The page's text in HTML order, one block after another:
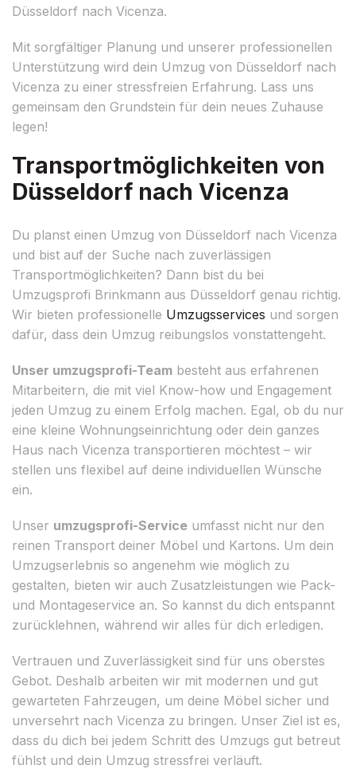
Düsseldorf nach Vicenza.
Mit sorgfältiger Planung und unserer professionellen
Unterstützung wird dein Umzug von Düsseldorf nach
Vicenza zu einer stressfreien Erfahrung. Lass uns
gemeinsam den Grundstein für dein neues Zuhause
legen!
Transportmöglichkeiten von
Düsseldorf nach Vicenza
Du planst einen Umzug von Düsseldorf nach Vicenza
und bist auf der Suche nach zuverlässigen
Transportmöglichkeiten? Dann bist du bei
Umzugsprofi Brinkmann aus Düsseldorf genau richtig.
Wir bieten professionelle Umzugsservices und sorgen
dafür, dass dein Umzug reibungslos vonstattengeht.
Unser umzugsprofi-Team besteht aus erfahrenen
Mitarbeitern, die mit viel Know-how und Engagement
jeden Umzug zu einem Erfolg machen. Egal, ob du nur
eine kleine Wohnungseinrichtung oder dein ganzes
Haus nach Vicenza transportieren möchtest – wir
stellen uns flexibel auf deine individuellen Wünsche
ein.
Unser umzugsprofi-Service umfasst nicht nur den
reinen Transport deiner Möbel und Kartons. Um dein
Umzugserlebnis so angenehm wie möglich zu
gestalten, bieten wir auch Zusatzleistungen wie Pack-
und Montageservice an. So kannst du dich entspannt
zurücklehnen, während wir alles für dich erledigen.
Vertrauen und Zuverlässigkeit sind für uns oberstes
Gebot. Deshalb arbeiten wir mit modernen und gut
gewarteten Fahrzeugen, um deine Möbel sicher und
unversehrt nach Vicenza zu bringen. Unser Ziel ist es,
dass du dich bei jedem Schritt des Umzugs gut betreut
fühlst und dein Umzug stressfrei verläuft.